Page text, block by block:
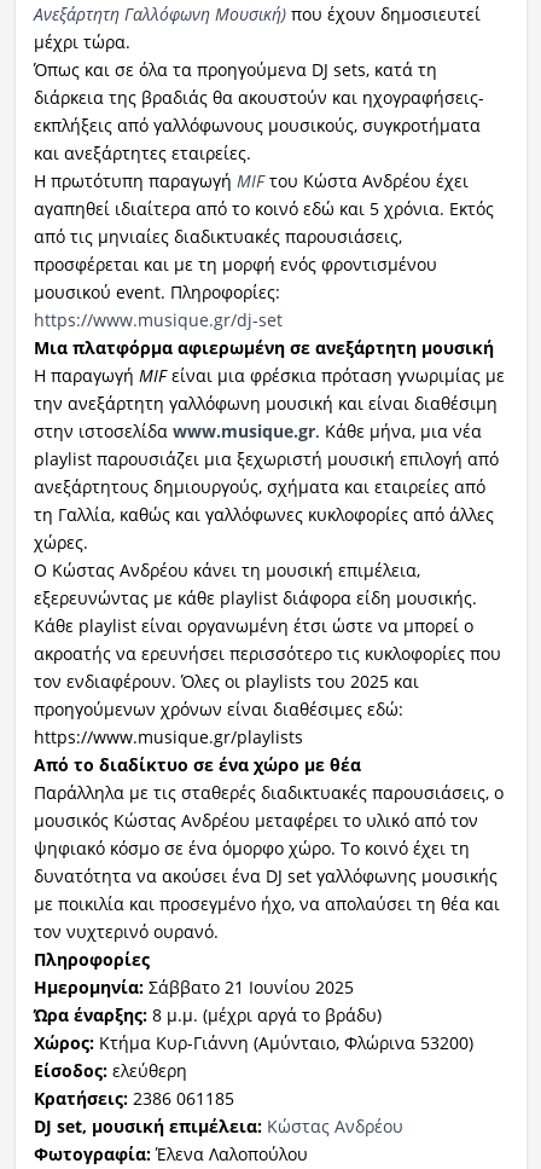
Ανεξάρτητη Γαλλόφωνη Μουσική)που έχουν δημοσιευτεί
μέχρι τώρα.
Όπως και σε όλα τα προηγούμενα DJ sets, κατά τη
διάρκεια της βραδιάς θα ακουστούν και ηχογραφήσεις-
εκπλήξεις από γαλλόφωνους μουσικούς, συγκροτήματα
και ανεξάρτητες εταιρείες.
Η πρωτότυπη παραγωγή MIFτου Κώστα Ανδρέου έχει
αγαπηθεί ιδιαίτερα από το κοινό εδώ και 5 χρόνια. Εκτός
από τις μηνιαίες διαδικτυακές παρουσιάσεις,
προσφέρεται και με τη μορφή ενός φροντισμένου
μουσικού event. Πληροφορίες:
https://www.musique.gr/dj-set
Μια πλατφόρμα αφιερωμένη σε ανεξάρτητη μουσική
Η παραγωγή MIFείναι μια φρέσκια πρόταση γνωριμίας με
την ανεξάρτητη γαλλόφωνη μουσική και είναι διαθέσιμη
στην ιστοσελίδα www.musique.gr. Κάθε μήνα, μια νέα
playlist παρουσιάζει μια ξεχωριστή μουσική επιλογή από
ανεξάρτητους δημιουργούς, σχήματα και εταιρείες από
τη Γαλλία, καθώς και γαλλόφωνες κυκλοφορίες από άλλες
χώρες.
Ο Κώστας Ανδρέου κάνει τη μουσική επιμέλεια,
εξερευνώντας με κάθε playlist διάφορα είδη μουσικής.
Κάθε playlist είναι οργανωμένη έτσι ώστε να μπορεί ο
ακροατής να ερευνήσει περισσότερο τις κυκλοφορίες που
τον ενδιαφέρουν. Όλες οι playlists του 2025 και
προηγούμενων χρόνων είναι διαθέσιμες εδώ:
https://www.musique.gr/playlists
Από το διαδίκτυο σε ένα χώρο με θέα
Παράλληλα με τις σταθερές διαδικτυακές παρουσιάσεις, ο
μουσικός Κώστας Ανδρέου μεταφέρει το υλικό από τον
ψηφιακό κόσμο σε ένα όμορφο χώρο. Το κοινό έχει τη
δυνατότητα να ακούσει ένα DJ set γαλλόφωνης μουσικής
με ποικιλία και προσεγμένο ήχο, να απολαύσει τη θέα και
τον νυχτερινό ουρανό.
Πληροφορίες
Ημερομηνία:Σάββατο 21 Ιουνίου 2025
Ώρα έναρξης:8 μ.μ. (μέχρι αργά το βράδυ)
Χώρος:Κτήμα Κυρ-Γιάννη (Αμύνταιο, Φλώρινα 53200)
Είσοδος:ελεύθερη
Κρατήσεις:2386 061185
DJ set, μουσική επιμέλεια: Κώστας Ανδρέου
Φωτογραφία:Έλενα Λαλοπούλου